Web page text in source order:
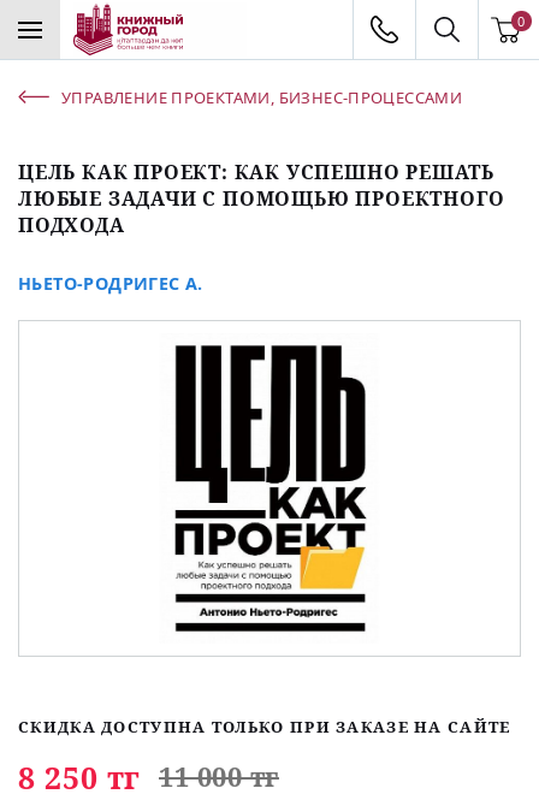
0
УПРАВЛЕНИЕ ПРОЕКТАМИ, БИЗНЕС-ПРОЦЕССАМИ
ЦЕЛЬ КАК ПРОЕКТ: КАК УСПЕШНО РЕШАТЬ
ЛЮБЫЕ ЗАДАЧИ С ПОМОЩЬЮ ПРОЕКТНОГО
ПОДХОДА
НЬЕТО-РОДРИГЕС А.
СКИДКА ДОСТУПНА ТОЛЬКО ПРИ ЗАКАЗЕ НА САЙТЕ
8 250 тг 11 000 тг